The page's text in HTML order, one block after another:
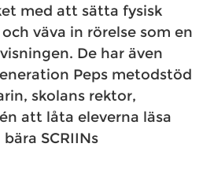
med att sätta fysisk
väva in rörelse som en
De har även
Peps metodstöd
skolans rektor,
att låta eleverna läsa
SCRIINs